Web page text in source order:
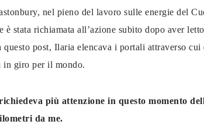
nel pieno del lavoro sulle energie del
è stata richiamata all’azione subito dopo aver
questo post, Ilaria elencava i portali attraverso cui
in giro per il mondo.
più attenzione in questo momento
da me.